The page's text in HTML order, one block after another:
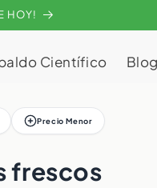
HOY!
Científico Blog
Precio Menor
frescos